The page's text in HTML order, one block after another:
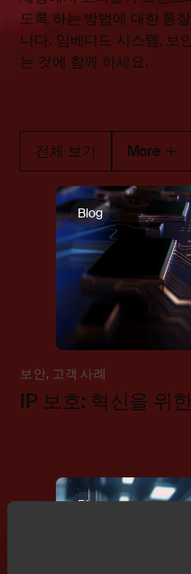
도록 하는 방법에 대한 통
니다. 임베디드 시스템, 보
는 것에 함께 하세요.
전체 보기 More
Blog
보안, 고객 사례
IP 보호: 혁신을 위
Blog